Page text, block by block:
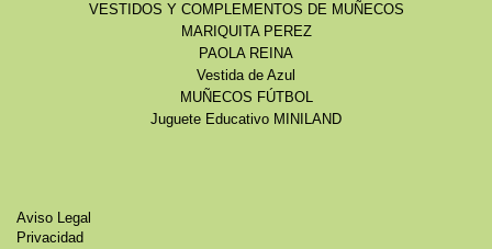
VESTIDOS Y COMPLEMENTOS DE MUÑECOS
MARIQUITA PEREZ
PAOLA REINA
Vestida de Azul
MUÑECOS FÚTBOL
Juguete Educativo MINILAND
Aviso Legal
Privacidad